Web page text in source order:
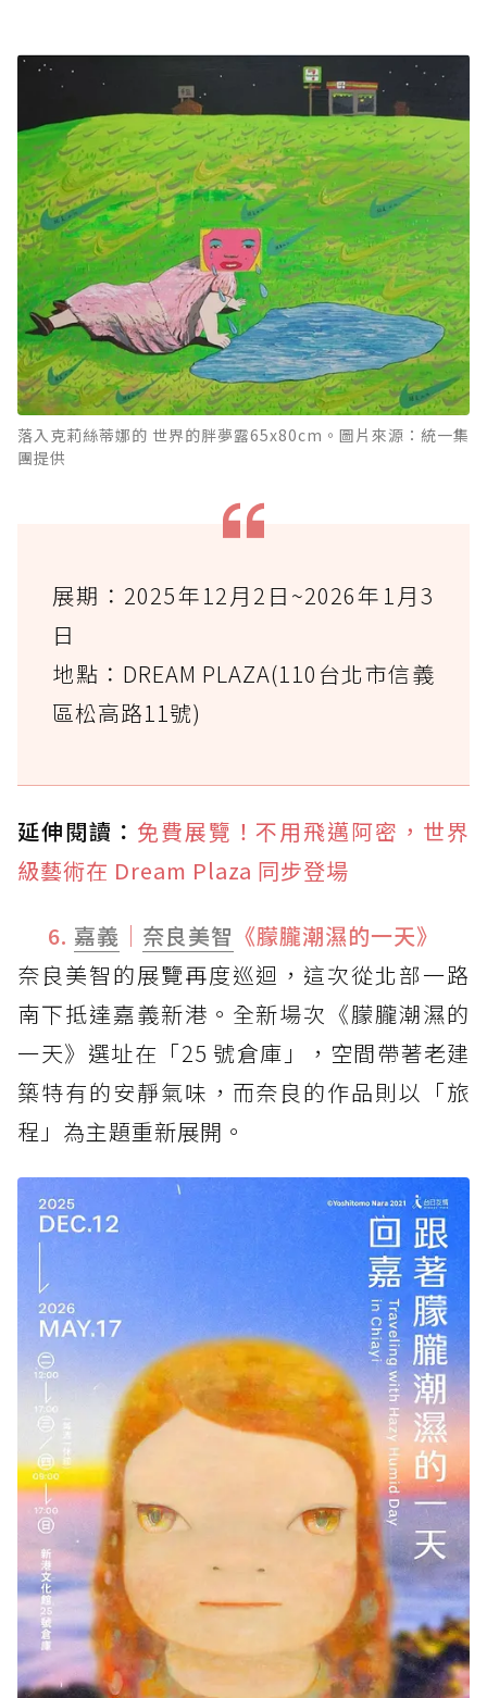
落入克莉絲蒂娜的 世界的胖夢露65x80cm。圖片來源：統一集
團提供
展期：2025年12月2日~2026年1月3
日
地點：DREAM PLAZA(110台北市信義
區松高路11號)
延伸閱讀： 免費展覽！不用飛邁阿密，世界
級藝術在 Dream Plaza 同步登場
6. 嘉義 ｜ 奈良美智 《朦朧潮濕的一天》
奈良美智的展覽再度巡迴，這次從北部一路
南下抵達嘉義新港。全新場次《朦朧潮濕的
一天》選址在「25 號倉庫」，空間帶著老建
築特有的安靜氣味，而奈良的作品則以「旅
程」為主題重新展開。